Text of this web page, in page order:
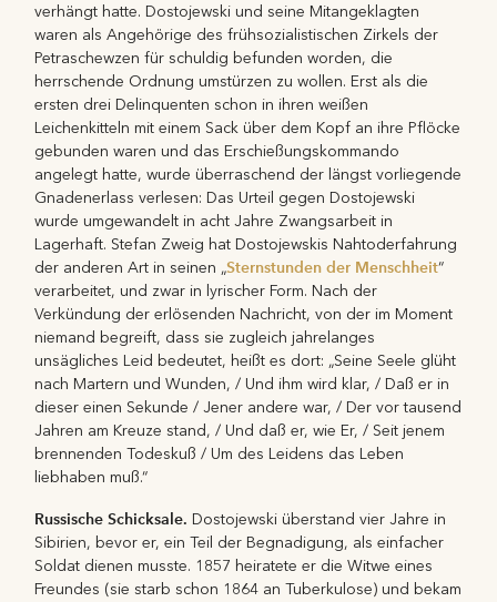
verhängt hatte. Dostojewski und seine Mitangeklagten
waren als Angehörige des frühsozialistischen Zirkels der
Petraschewzen für schuldig befunden worden, die
herrschende Ordnung umstürzen zu wollen. Erst als die
ersten drei Delinquenten schon in ihren weißen
Leichenkitteln mit einem Sack über dem Kopf an ihre Pflöcke
gebunden waren und das Erschießungskommando
angelegt hatte, wurde überraschend der längst vorliegende
Gnadenerlass verlesen: Das Urteil gegen Dostojewski
wurde umgewandelt in acht Jahre Zwangsarbeit in
Lagerhaft. Stefan Zweig hat Dostojewskis Nahtoderfahrung
der anderen Art in seinen „Sternstunden der Menschheit“
verarbeitet, und zwar in lyrischer Form. Nach der
Verkündung der erlösenden Nachricht, von der im Moment
niemand begreift, dass sie zugleich jahrelanges
unsägliches Leid bedeutet, heißt es dort: „Seine Seele glüht
nach Martern und Wunden, / Und ihm wird klar, / Daß er in
dieser einen Sekunde / Jener andere war, / Der vor tausend
Jahren am Kreuze stand, / Und daß er, wie Er, / Seit jenem
brennenden Todeskuß / Um des Leidens das Leben
liebhaben muß.“
Russische Schicksale. Dostojewski überstand vier Jahre in
Sibirien, bevor er, ein Teil der Begnadigung, als einfacher
Soldat dienen musste. 1857 heiratete er die Witwe eines
Freundes (sie starb schon 1864 an Tuberkulose) und bekam